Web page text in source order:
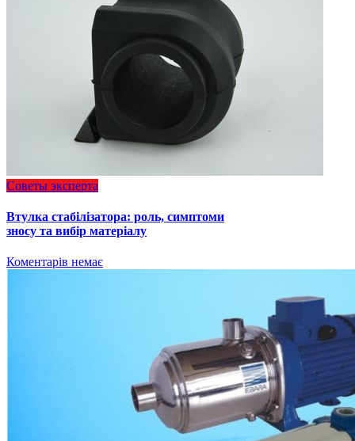
Советы эксперта
Втулка стабілізатора: роль, симптоми
зносу та вибір матеріалу
Коментарів немає